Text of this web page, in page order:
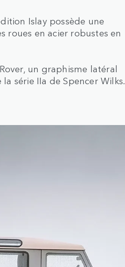
Islay possède une
roues en acier robustes en
un graphisme latéral
série IIa de Spencer Wilks.